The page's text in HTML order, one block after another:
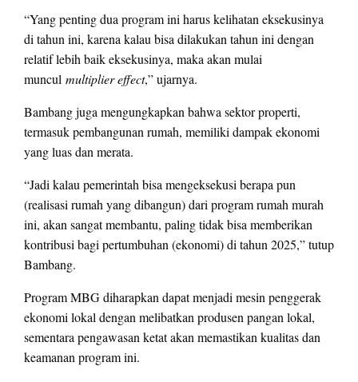
“Yang penting dua program ini harus kelihatan eksekusinya
di tahun ini, karena kalau bisa dilakukan tahun ini dengan
relatif lebih baik eksekusinya, maka akan mulai
muncul multiplier effect,” ujarnya.
Bambang juga mengungkapkan bahwa sektor properti,
termasuk pembangunan rumah, memiliki dampak ekonomi
yang luas dan merata.
“Jadi kalau pemerintah bisa mengeksekusi berapa pun
(realisasi rumah yang dibangun) dari program rumah murah
ini, akan sangat membantu, paling tidak bisa memberikan
kontribusi bagi pertumbuhan (ekonomi) di tahun 2025,” tutup
Bambang.
Program MBG diharapkan dapat menjadi mesin penggerak
ekonomi lokal dengan melibatkan produsen pangan lokal,
sementara pengawasan ketat akan memastikan kualitas dan
keamanan program ini.